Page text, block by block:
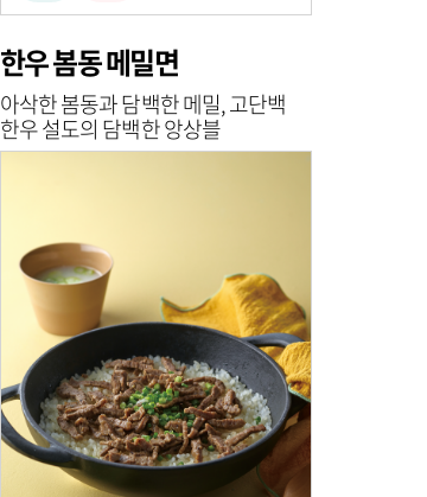
한우 봄동 메밀면
아삭한 봄동과 담백한 메밀, 고단백
한우 설도의 담백한 앙상블